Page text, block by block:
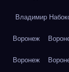
Владимир
Воронеж
Воронеж